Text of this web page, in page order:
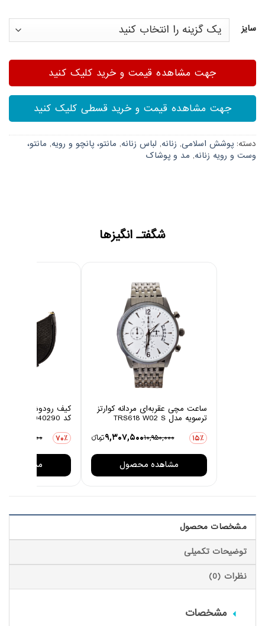
سایز
جهت مشاهده قیمت و خرید کلیک کنید
جهت مشاهده قیمت و خرید قسطی کلیک کنید
دسته: پوشش اسلامی, زنانه, لباس زنانه, مانتو، پانچو و رویه, مانتو،
وست و رویه زنانه, مد و پوشاک
شگفتـ انگیزها
ساعت مچی عقربه‌ای مردانه کوارتز
ترسویه مدل TRS618 W02 S
15٪ 10,950,000
9,307,500تومانءء
مشاهده محصول
کد 10040290
70٪ 24,898,000
مشاهده
مشخصات محصول
توضیحات تکمیلی
نظرات (0)
مشخصات